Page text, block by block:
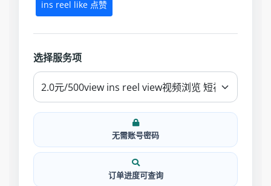
ins reel like 点赞
选择服务项
无需账号密码
订单进度可查询